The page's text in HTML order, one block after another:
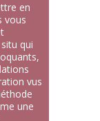
en
vous
qui
vus
une